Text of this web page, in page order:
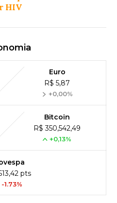
HIV
Euro
R$ 5,87
+0,00%
Bitcoin
R$ 350,542,49
+0,13%
pts
-1.73%